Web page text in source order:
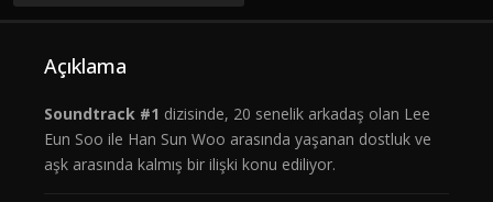
Açıklama
Soundtrack #1 dizisinde, 20 senelik arkadaş olan Lee
Eun Soo ile Han Sun Woo arasında yaşanan dostluk ve
aşk arasında kalmış bir ilişki konu ediliyor.